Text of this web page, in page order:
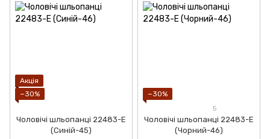
Акція
−30%
Чоловічі шльопанці 22483-E
(Синій-45)
−30%
5
Чоловічі шльопанці 22483-E
(Чорний-46)